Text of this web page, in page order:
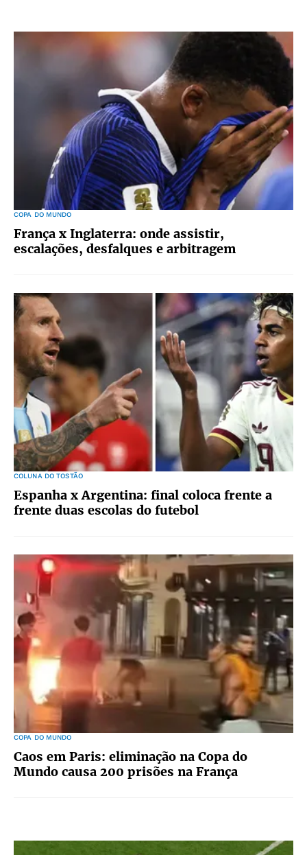
COPA DO MUNDO
França x Inglaterra: onde assistir,
escalações, desfalques e arbitragem
COLUNA DO TOSTÃO
Espanha x Argentina: final coloca frente a
frente duas escolas do futebol
COPA DO MUNDO
Caos em Paris: eliminação na Copa do
Mundo causa 200 prisões na França